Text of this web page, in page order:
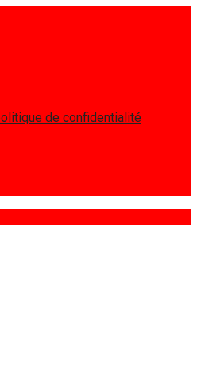
de confidentialité